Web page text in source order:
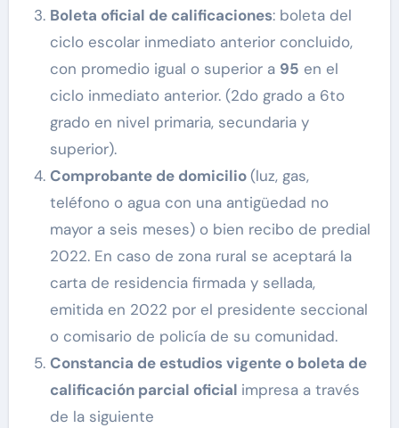
Boleta oficial de calificaciones: boleta del
ciclo escolar inmediato anterior concluido,
con promedio igual o superior a 95 en el
ciclo inmediato anterior. (2do grado a 6to
grado en nivel primaria, secundaria y
superior).
Comprobante de domicilio(luz, gas,
teléfono o agua con una antigüedad no
mayor a seis meses) o bien recibo de predial
2022. En caso de zona rural se aceptará la
carta de residencia firmada y sellada,
emitida en 2022 por el presidente seccional
o comisario de policía de su comunidad.
Constancia de estudios vigente o boleta de
calificación parcial oficial impresa a través
de la siguiente